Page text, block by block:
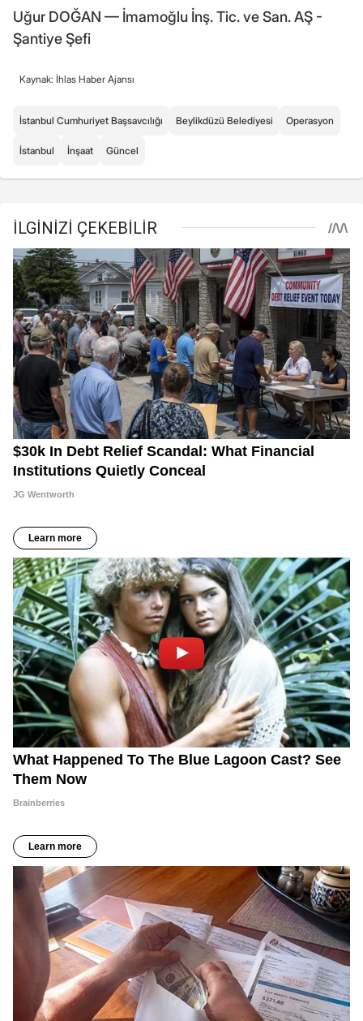
Uğur DOĞAN — İmamoğlu İnş. Tic. ve San. AŞ -
Şantiye Şefi
Kaynak: İhlas Haber Ajansı
İstanbul Cumhuriyet Başsavcılığı Beylikdüzü Belediyesi Operasyon
İstanbul İnşaat Güncel